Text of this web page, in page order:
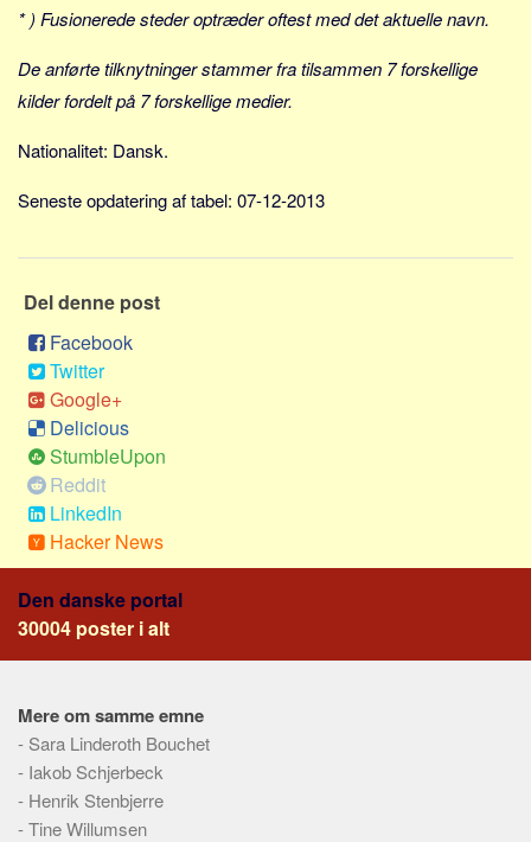
Skribenter
Personer
Steder
Webstedet
Forhistorien
Redigering
Tekstannoncer
Bannere
Hjælp
* ) Fusionerede steder optræder oftest med det aktuelle navn.
De anførte tilknytninger stammer fra tilsammen 7 forskellige
kilder fordelt på 7 forskellige medier.
Nationalitet: Dansk.
Seneste opdatering af tabel: 07-12-2013
Del denne post
Facebook
Twitter
Google+
Delicious
StumbleUpon
Reddit
LinkedIn
Hacker News
Den danske portal
30004 poster i alt
Mere om samme emne
- Sara Linderoth Bouchet
- Iakob Schjerbeck
- Henrik Stenbjerre
-Tine Willumsen